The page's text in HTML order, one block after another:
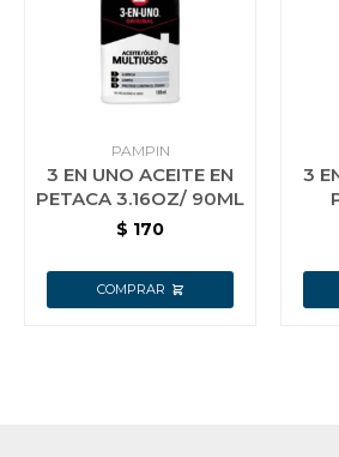
PAMPIN
3 EN UNO ACEITE EN
PETACA 3.16OZ/ 90ML
$ 170
3
Camping
Jardín y Aire Libre
Mascotas
Bazar